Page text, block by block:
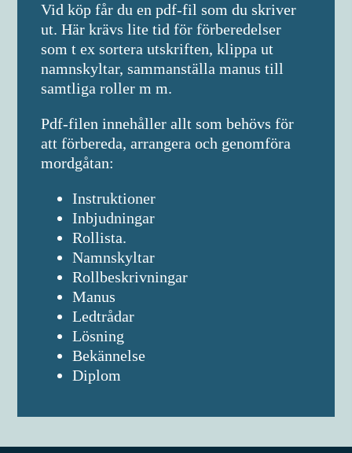
Vid köp får du en pdf-fil som du skriver
ut. Här krävs lite tid för förberedelser
som t ex sortera utskriften, klippa ut
namnskyltar, sammanställa manus till
samtliga roller m m.
Pdf-filen innehåller allt som behövs för
att förbereda, arrangera och genomföra
mordgåtan:
Instruktioner
Inbjudningar
Rollista.
Namnskyltar
Rollbeskrivningar
Manus
Ledtrådar
Lösning
Bekännelse
Diplom